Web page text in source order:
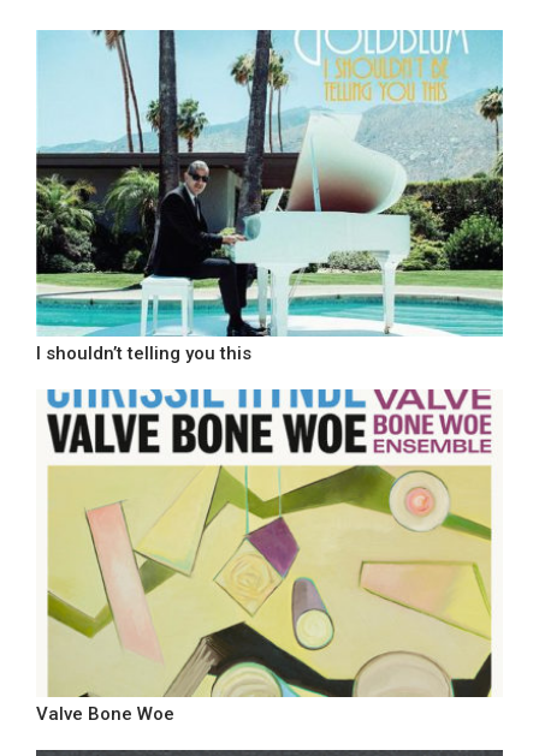
I shouldn’t telling you this
Valve Bone Woe